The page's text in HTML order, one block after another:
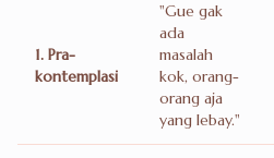
1. Pra-
kontemplasi
"Gue gak
ada
masalah
kok, orang-
orang aja
yang lebay."